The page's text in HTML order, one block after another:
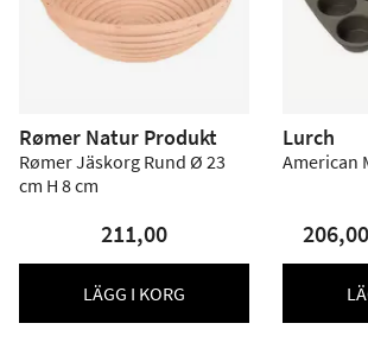
Rømer Natur Produkt
Rømer Jäskorg Rund Ø 23
cm H 8 cm
211,00
LÄGG I KORG
Lurch
American
206,00